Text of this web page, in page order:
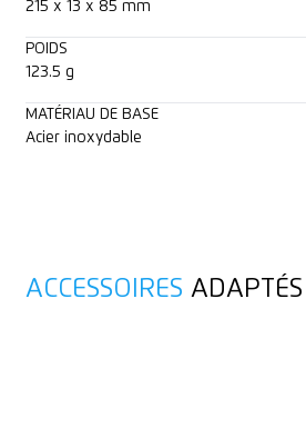
215 x 13 x 85 mm
POIDS
123.5 g
MATÉRIAU DE BASE
Acier inoxydable
ACCESSOIRES ADAPTÉS